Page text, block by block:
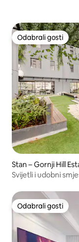
Odabrali gosti
Odabrali gosti
Stan – Gornji Hill
Svijetli i udobni
Odabrali gosti
Odabrali gosti